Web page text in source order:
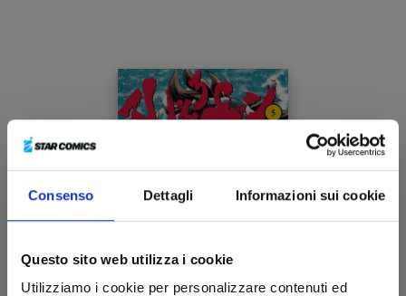
Consenso Dettagli Informazioni sui cookie
Questo sito web utilizza i cookie
Utilizziamo i cookie per personalizzare contenuti ed